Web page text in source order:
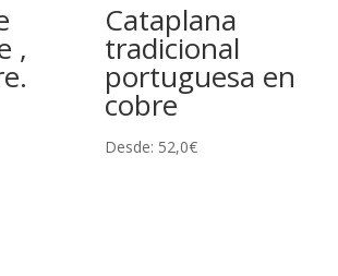
,
Cataplana
tradicional
portuguesa en
cobre
Desde: 52,0€